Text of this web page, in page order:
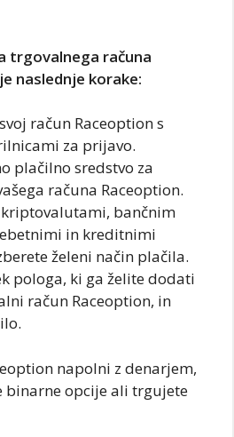
trgovalnega računa
naslednje korake:
račun Raceoption s
za prijavo.
plačilno sredstvo za
računa Raceoption.
bančnim
in kreditnimi
želeni način plačila.
pologa, ki ga želite dodati
račun Raceoption, in
napolni z denarjem,
binarne opcije ali trgujete